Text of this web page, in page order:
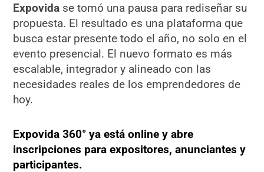
Expovida se tomó una pausa para rediseñar su
propuesta. El resultado es una plataforma que
busca estar presente todo el año, no solo en el
evento presencial. El nuevo formato es más
escalable, integrador y alineado con las
necesidades reales de los emprendedores de
hoy.
Expovida 360° ya está online y abre
inscripciones para expositores, anunciantes y
participantes.